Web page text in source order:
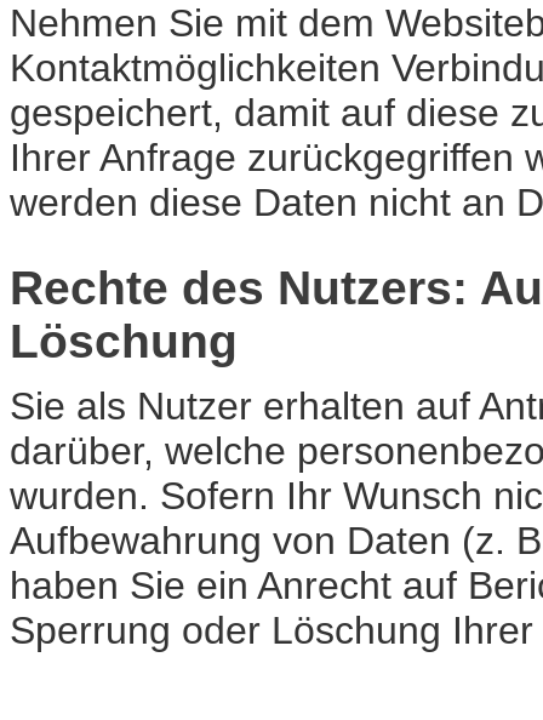
Nehmen Sie mit dem
Kontaktmöglichkeiten
gespeichert, damit auf diese
Ihrer Anfrage zurückgegriffen
werden diese Daten nicht an
Rechte des Nutzers:
Löschung
Sie als Nutzer erhalten auf
darüber, welche
wurden. Sofern Ihr Wunsch
Aufbewahrung von Daten (z.
haben Sie ein Anrecht auf
Sperrung oder Löschung